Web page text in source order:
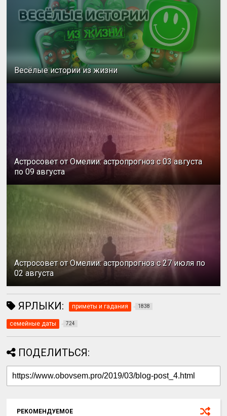
Весёлые истории из жизни
Астросовет от Омелии: астропрогноз с 03 августа
по 09 августа
Астросовет от Омелии: астропрогноз с 27 июля по
02 августа
ЯРЛЫКИ: приметы и гадания 1838
семейные даты 724
ПОДЕЛИТЬСЯ:
РЕКОМЕНДУЕМОЕ